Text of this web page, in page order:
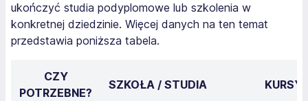
ukończyć studia podyplomowe lub szkolenia w
konkretnej dziedzinie. Więcej danych na ten temat
przedstawia poniższa tabela.
CZY
POTRZEBNE?
SZKOŁA / STUDIA KURSY